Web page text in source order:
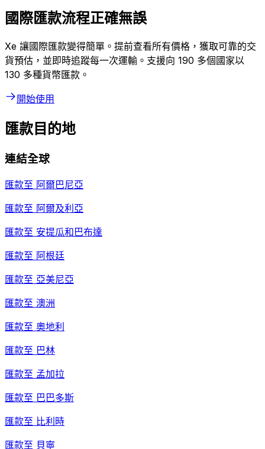
國際匯款流程正確無誤
Xe 讓國際匯款變得簡單。提前查看所有價格，獲取可靠的交
貨預估，並即時追蹤每一次運輸。支援向 190 多個國家以
130 多種貨幣匯款。
開始使用
匯款目的地
連結全球
匯款至 阿爾巴尼亞
匯款至 阿爾及利亞
匯款至 安提瓜和巴布達
匯款至 阿根廷
匯款至 亞美尼亞
匯款至 澳洲
匯款至 奧地利
匯款至 巴林
匯款至 孟加拉
匯款至 巴巴多斯
匯款至 比利時
匯款至 貝寧